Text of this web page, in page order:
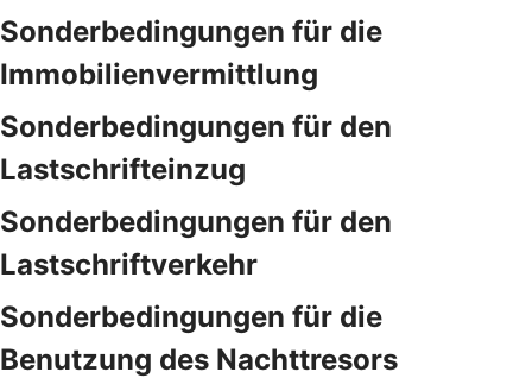
Sonderbedingungen für die
Immobilienvermittlung
Sonderbedingungen für den
Lastschrifteinzug
Sonderbedingungen für den
Lastschriftverkehr
Sonderbedingungen für die
Benutzung des Nachttresors